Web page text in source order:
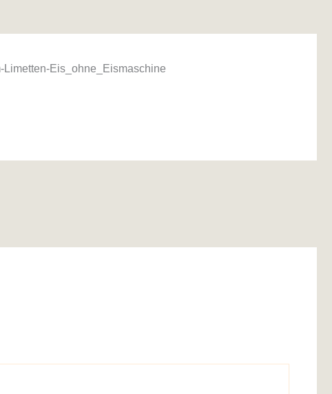
Limetten-Eis_ohne_Eismaschine